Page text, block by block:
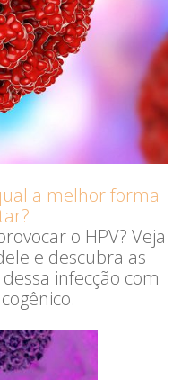
a melhor forma
o HPV? Veja
e descubra as
infecção com